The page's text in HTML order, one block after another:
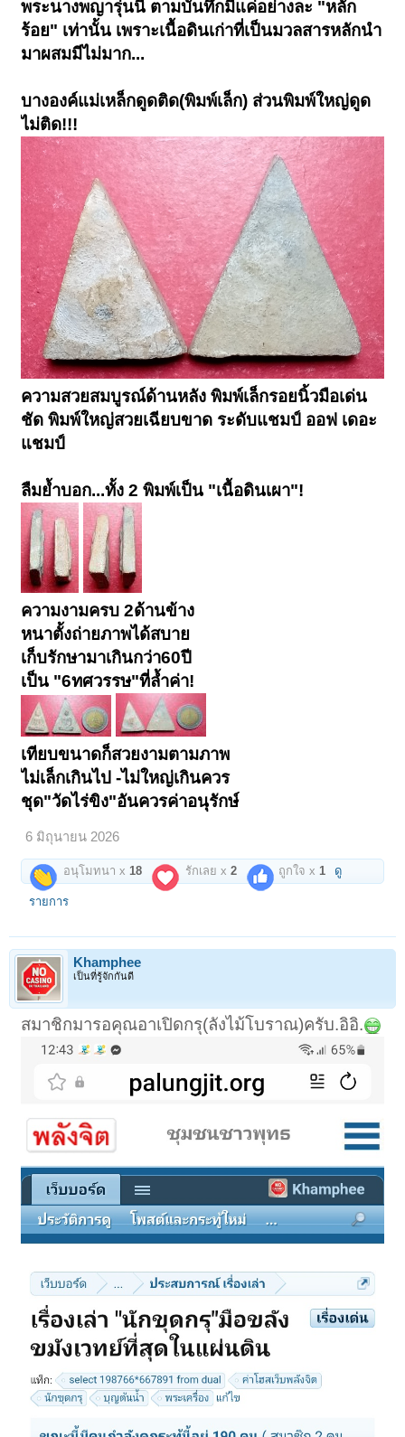
พระนางพญารุ่นนี้ ตามบันทึกมีแค่อย่างละ "หลัก
ร้อย" เท่านั้น เพราะเนื้อดินเก่าที่เป็นมวลสารหลักนำ
มาผสมมีไม่มาก...
บางองค์แม่เหล็กดูดติด(พิมพ์เล็ก) ส่วนพิมพ์ใหญ่ดูด
ไม่ติด!!!
ความสวยสมบูรณ์ด้านหลัง พิมพ์เล็กรอยนิ้วมือเด่น
ชัด พิมพ์ใหญ่สวยเฉียบขาด ระดับแชมป์ ออฟ เดอะ
แชมป์
ลืมย้ำบอก...ทั้ง 2 พิมพ์เป็น "เนื้อดินเผา"!
ความงามครบ 2ด้านข้าง
หนาตั้งถ่ายภาพได้สบาย
เก็บรักษามาเกินกว่า60ปี
เป็น "6ทศวรรษ"ที่ล้ำค่า!
เทียบขนาดก็สวยงามตามภาพ
ไม่เล็กเกินไป -ไม่ใหญ่เกินควร
ชุด"วัดไร่ขิง"อันควรค่าอนุรักษ์
6 มิถุนายน 2026
อนุโมทนา x 18 รักเลย x2 ถูกใจ x 1 ดู
รายการ
Khamphee
เป็นที่รู้จักกันดี
สมาชิกมารอคุณอาเปิดกรุ(ลังไม้โบราณ)ครับ.อิอิ.